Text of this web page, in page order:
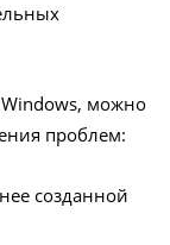
Windows, можно
проблем:
созданной